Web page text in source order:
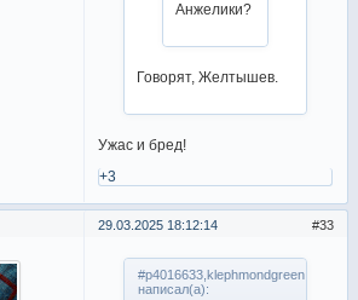
Анжелики?
Говорят, Желтышев.
Ужас и бред!
+3
33
29.03.2025 18:12:14
#p4016633,klephmondgreen
написал(а):